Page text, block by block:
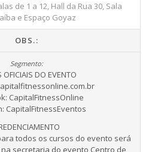
de 1 a 12, Hall da Rua 30, Sala
e Espaço Goyaz
OBS.:
OFICIAIS DO EVENTO
CapitalFitnessOnline
CapitalFitnessEventos
todos os cursos do evento será
na secretaria do evento Centro de